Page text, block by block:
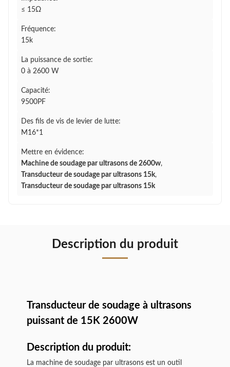
≤ 15Ω
Fréquence:
15k
La puissance de sortie:
0 à 2600 W
Capacité:
9500PF
Des fils de vis de levier de lutte:
M16*1
Mettre en évidence:
Machine de soudage par ultrasons de 2600w,
Transducteur de soudage par ultrasons 15k,
Transducteur de soudage par ultrasons 15k
Description du produit
Transducteur de soudage à ultrasons
puissant de 15K 2600W
Description du produit:
La machine de soudage par ultrasons est un outil